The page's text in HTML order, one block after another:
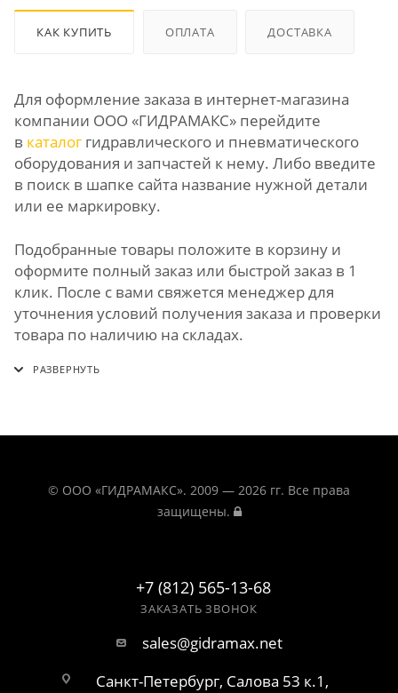
КАК КУПИТЬ ОПЛАТА ДОСТАВКА
Для оформление заказа в интернет-магазина
компании ООО «ГИДРАМАКС» перейдите
в каталог гидравлического и пневматического
оборудования и запчастей к нему. Либо введите
в поиск в шапке сайта название нужной детали
или ее маркировку.
Подобранные товары положите в корзину и
оформите полный заказ или быстрой заказ в 1
клик. После с вами свяжется менеджер для
уточнения условий получения заказа и проверки
товара по наличию на складах.
© ООО «ГИДРАМАКС». 2009 — 2026 гг. Все права
защищены.
+7 (812) 565-13-68
ЗАКАЗАТЬ ЗВОНОК
sales@gidramax.net
Санкт-Петербург, Салова 53 к.1,